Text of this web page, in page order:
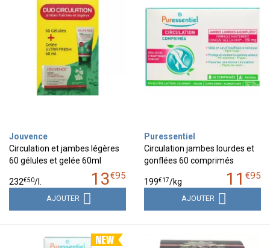
Jouvence
Circulation et jambes légères
60 gélules et gelée 60ml
13€95
232€50/l.
AJOUTER
Puressentiel
Circulation jambes lourdes et
gonflées 60 comprimés
11 €95
199€17/kg
AJOUTER